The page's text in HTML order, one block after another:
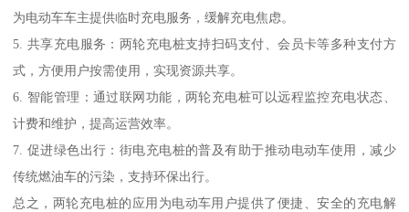
为电动车车主提供临时充电服务，缓解充电焦虑。
5. 共享充电服务：两轮充电桩支持扫码支付、会员卡等多种支付方
式，方便用户按需使用，实现资源共享。
6. 智能管理：通过联网功能，两轮充电桩可以远程监控充电状态、
计费和维护，提高运营效率。
7. 促进绿色出行：街电充电桩的普及有助于推动电动车使用，减少
传统燃油车的污染，支持环保出行。
总之，两轮充电桩的应用为电动车用户提供了便捷、安全的充电解